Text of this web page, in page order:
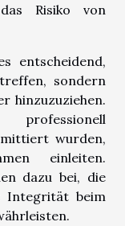
Risiko von
entscheidend,
sondern
hinzuzuziehen.
wurden,
einleiten.
dazu bei, die
Integrität beim